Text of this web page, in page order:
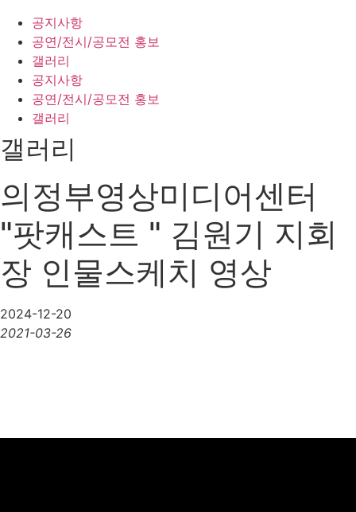
공지사항
공연/전시/공모전 홍보
갤러리
공지사항
공연/전시/공모전 홍보
갤러리
갤러리
의정부영상미디어센터
"팟캐스트 " 김원기 지회
장 인물스케치 영상
2024-12-20
2021-03-26